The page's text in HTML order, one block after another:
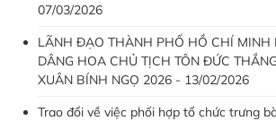
07/03/2026
LÃNH ĐẠO THÀNH PHỐ HỒ CHÍ MINH
DÂNG HOA CHỦ TỊCH TÔN ĐỨC
XUÂN BÍNH NGỌ 2026 - 13/02/2026
Trao đổi về việc phối hợp tổ chức trưng